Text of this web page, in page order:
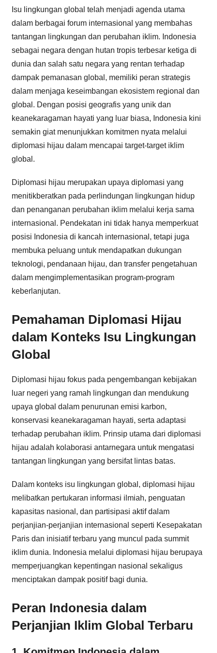
Isu lingkungan global telah menjadi agenda utama
dalam berbagai forum internasional yang membahas
tantangan lingkungan dan perubahan iklim. Indonesia
sebagai negara dengan hutan tropis terbesar ketiga di
dunia dan salah satu negara yang rentan terhadap
dampak pemanasan global, memiliki peran strategis
dalam menjaga keseimbangan ekosistem regional dan
global. Dengan posisi geografis yang unik dan
keanekaragaman hayati yang luar biasa, Indonesia kini
semakin giat menunjukkan komitmen nyata melalui
diplomasi hijau dalam mencapai target-target iklim
global.
Diplomasi hijau merupakan upaya diplomasi yang
menitikberatkan pada perlindungan lingkungan hidup
dan penanganan perubahan iklim melalui kerja sama
internasional. Pendekatan ini tidak hanya memperkuat
posisi Indonesia di kancah internasional, tetapi juga
membuka peluang untuk mendapatkan dukungan
teknologi, pendanaan hijau, dan transfer pengetahuan
dalam mengimplementasikan program-program
keberlanjutan.
Pemahaman Diplomasi Hijau
dalam Konteks Isu Lingkungan
Global
Diplomasi hijau fokus pada pengembangan kebijakan
luar negeri yang ramah lingkungan dan mendukung
upaya global dalam penurunan emisi karbon,
konservasi keanekaragaman hayati, serta adaptasi
terhadap perubahan iklim. Prinsip utama dari diplomasi
hijau adalah kolaborasi antarnegara untuk mengatasi
tantangan lingkungan yang bersifat lintas batas.
Dalam konteks isu lingkungan global, diplomasi hijau
melibatkan pertukaran informasi ilmiah, penguatan
kapasitas nasional, dan partisipasi aktif dalam
perjanjian-perjanjian internasional seperti Kesepakatan
Paris dan inisiatif terbaru yang muncul pada summit
iklim dunia. Indonesia melalui diplomasi hijau berupaya
memperjuangkan kepentingan nasional sekaligus
menciptakan dampak positif bagi dunia.
Peran Indonesia dalam
Perjanjian Iklim Global Terbaru